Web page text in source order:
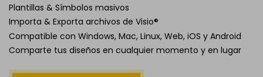
Plantillas & Símbolos masivos
Importa & Exporta archivos de Visio®
Compatible con Windows, Mac, Linux, Web, iOS y Android
Comparte tus diseños en cualquier momento y en lugar